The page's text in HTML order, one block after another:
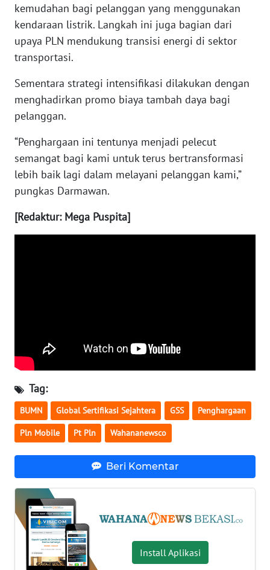
kemudahan bagi pelanggan yang menggunakan
kendaraan listrik. Langkah ini juga bagian dari
upaya PLN mendukung transisi energi di sektor
transportasi.
Sementara strategi intensifikasi dilakukan dengan
menghadirkan promo biaya tambah daya bagi
pelanggan.
“Penghargaan ini tentunya menjadi pelecut
semangat bagi kami untuk terus bertransformasi
lebih baik lagi dalam melayani pelanggan kami,”
pungkas Darmawan.
[Redaktur: Mega Puspita]
Tag:
BUMN Global Sertifikasi Sejahtera GSS Penghargaan
Pln Mobile Pt Pln Wahananewsco
Beri Komentar
Install Aplikasi
KARO
WN
SIMALUNGUN
WN
LABUHANBATU
WN
TAPANULI
TENGAH
WN DELI
WN
KARAWANG
WN
BEKASI
WN
BOGOR
DEPOK
WN
TAPANULI
UTARA